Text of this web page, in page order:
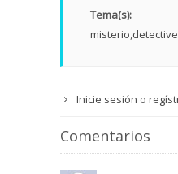
Tema(s):
misterio
Inicie sesión o
Comentarios